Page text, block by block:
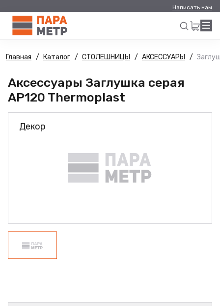
Написать нам
Искать
Главная Каталог СТОЛЕШНИЦЫ АКСЕССУАРЫ
Аксессуары Заглушка серая
AP120 Thermoplast
Декор